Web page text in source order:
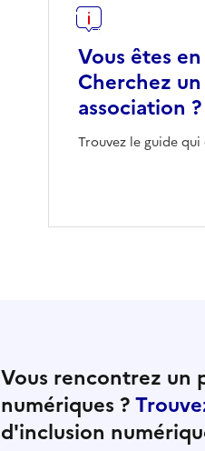
Vous êtes
Cherchez
association ?
Trouvez le guide
Vous rencontrez un
numériques ?
d'inclusion